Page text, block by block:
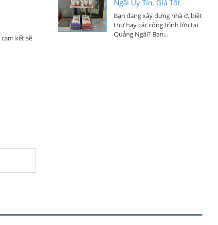
kết sẽ
Bạn đang xây dựng nhà ở, biệt
thự hay các công trình lớn tại
Quảng Ngãi? Bạn...
Loại Sơn Nào Phù Hợp Với